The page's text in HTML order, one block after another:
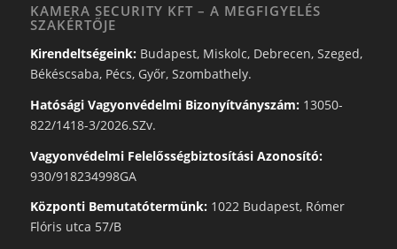
KAMERA SECURITY KFT – A MEGFIGYELÉS
SZAKÉRTŐJE
Kirendeltségeink:Budapest, Miskolc, Debrecen, Szeged,
Békéscsaba, Pécs, Győr, Szombathely.
Hatósági Vagyonvédelmi Bizonyítványszám:13050-
822/1418-3/2026.SZv.
Vagyonvédelmi Felelősségbiztosítási Azonosító:
930/918234998GA
Központi Bemutatótermünk:1022 Budapest, Rómer
Flóris utca 57/B